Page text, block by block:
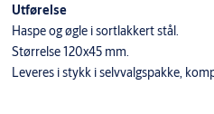
Utførelse
Haspe og øgle i sortlakkert stål.
Størrelse 120x45 mm.
Leveres i stykk i selvvalgspakke,